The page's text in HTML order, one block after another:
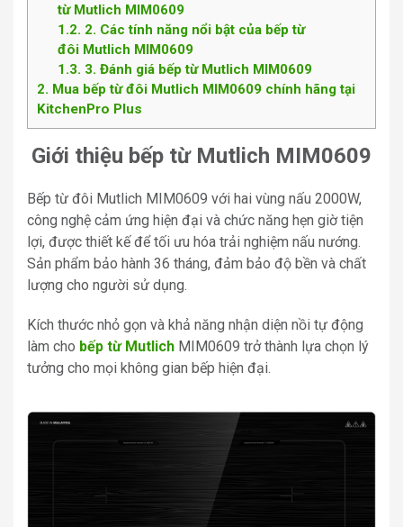
từ Mutlich MIM0609
1.2 2. Các tính năng nổi bật của bếp từ
đôi Mutlich MIM0609
1.3 3. Đánh giá bếp từ Mutlich MIM0609
2 Mua bếp từ đôi Mutlich MIM0609 chính hãng tại
KitchenPro Plus
Giới thiệu bếp từ Mutlich MIM0609
Bếp từ đôi Mutlich MIM0609 với hai vùng nấu 2000W,
công nghệ cảm ứng hiện đại và chức năng hẹn giờ tiện
lợi, được thiết kế để tối ưu hóa trải nghiệm nấu nướng.
Sản phẩm bảo hành 36 tháng, đảm bảo độ bền và chất
lượng cho người sử dụng.
Kích thước nhỏ gọn và khả năng nhận diện nồi tự động
làm cho bếp từ Mutlich MIM0609 trở thành lựa chọn lý
tưởng cho mọi không gian bếp hiện đại.